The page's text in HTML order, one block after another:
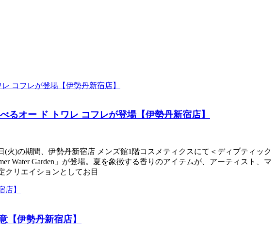
るオー ド トワレ コフレが登場【伊勢丹新宿店】
(火)の期間、伊勢丹新宿店 メンズ館1階コスメティクスにて＜ディプティック
Water Garden」が登場。夏を象徴する香りのアイテムが、アーティスト、マ
クリエイションとしてお目
【伊勢丹新宿店】